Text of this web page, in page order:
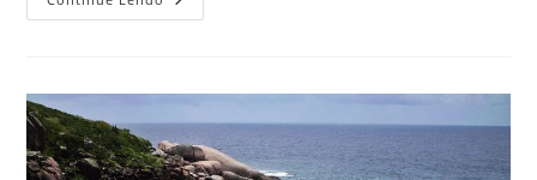
Museus
Nas
Próximas
Férias
Pela
Itália